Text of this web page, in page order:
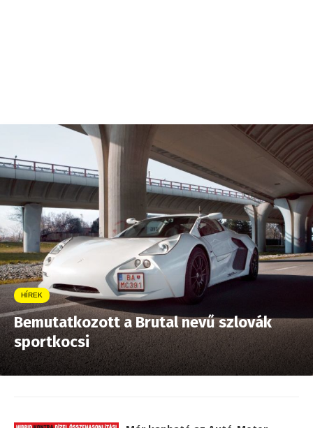
HÍREK
Bemutatkozott a Brutal nevű szlovák
sportkocsi